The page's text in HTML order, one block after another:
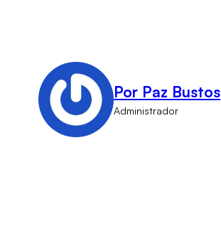
Por Paz Bustos
Administrador